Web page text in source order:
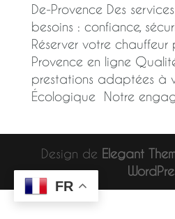
De-Provence Des
besoins : confiance,
Réserver votre chauffeur
Provence en ligne
prestations adaptées à
Écologique Notre
Design de Elegant
FR